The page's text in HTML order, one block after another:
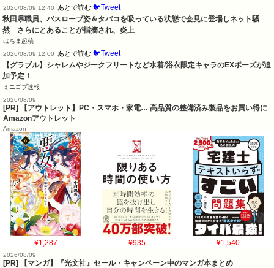
2026/08/09 12:40
あとで読む 🐦Tweet
秋田県職員、バスローブ姿＆タバコを吸っている状態で会見に登場しネット騒
然　さらにとあることが指摘され、炎上
はちま起稿
2026/08/09 12:00
あとで読む 🐦Tweet
【グラブル】シャレムやジークフリートなど水着/浴衣限定キャラのEXポーズが追
加予定！
ミニゴブ速報
2026/08/09
[PR] 【アウトレット】PC・スマホ・家電… 高品質の整備済み製品をお買い得に
Amazonアウトレット
Amazon
¥1,287 ¥935 ¥1,540
2026/08/09
[PR] 【マンガ】『光文社』セール・キャンペーン中のマンガ本まとめ